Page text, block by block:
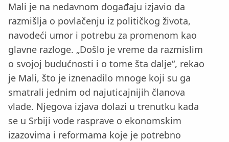
Mali je na nedavnom događaju izjavio da
razmišlja o povlačenju iz političkog života,
navodeći umor i potrebu za promenom kao
glavne razloge. „Došlo je vreme da razmislim
o svojoj budućnosti i o tome šta dalje“, rekao
je Mali, što je iznenadilo mnoge koji su ga
smatrali jednim od najuticajnijih članova
vlade. Njegova izjava dolazi u trenutku kada
se u Srbiji vode rasprave o ekonomskim
izazovima i reformama koje je potrebno